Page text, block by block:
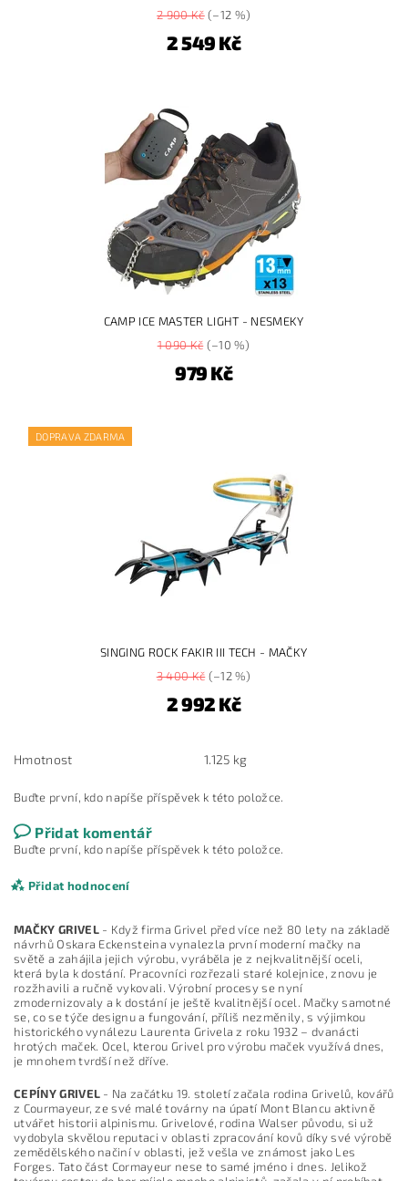
2 900 Kč(–12 %)
2 549 Kč
CAMP ICE MASTER LIGHT - NESMEKY
1 090 Kč(–10 %)
979 Kč
DOPRAVA ZDARMA
SINGING ROCK FAKIR III TECH - MAČKY
3 400 Kč(–12 %)
2 992 Kč
Hmotnost 1.125 kg
Buďte první, kdo napíše příspěvek k této položce.
Přidat komentář
Buďte první, kdo napíše příspěvek k této položce.
Přidat hodnocení
Vložením hodnocení souhlasíte spodmínkami ochrany
MAČKY GRIVEL- Když firma Grivel před více než 80 lety na základě
návrhů Oskara Eckensteina vynalezla první moderní mačky na
světě a zahájila jejich výrobu, vyráběla je z nejkvalitnější oceli,
která byla k dostání. Pracovníci rozřezali staré kolejnice, znovu je
rozžhavili a ručně vykovali. Výrobní procesy se nyní
zmodernizovaly a k dostání je ještě kvalitnější ocel. Mačky samotné
se, co se týče designu a fungování, příliš nezměnily, s výjimkou
historického vynálezu Laurenta Grivela z roku 1932 – dvanácti
hrotých maček. Ocel, kterou Grivel pro výrobu maček využívá dnes,
je mnohem tvrdší než dříve.
CEPÍNY GRIVEL - Na začátku 19. století začala rodina Grivelů, kovářů
z Courmayeur, ze své malé továrny na úpatí Mont Blancu aktivně
utvářet historii alpinismu. Grivelové, rodina Walser původu, si už
vydobyla skvělou reputaci v oblasti zpracování kovů díky své výrobě
zemědělského načiní v oblasti, jež vešla ve známost jako Les
Forges. Tato část Cormayeur nese to samé jméno i dnes. Jelikož